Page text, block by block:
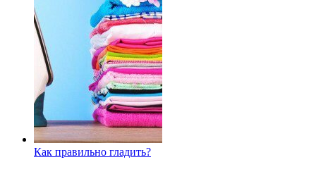
Как правильно гладить?